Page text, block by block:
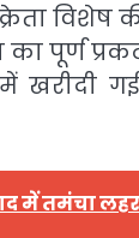
पूर्ण
में
में तमंचा